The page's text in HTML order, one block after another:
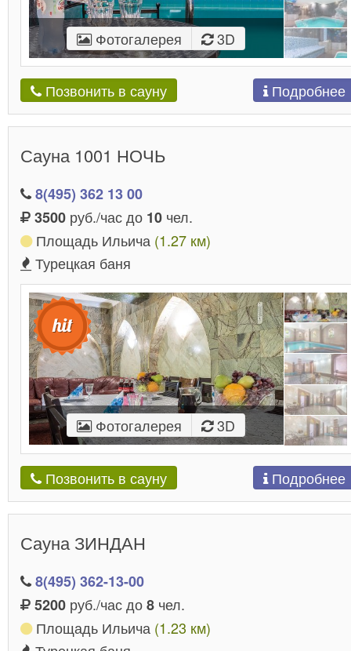
Фотогалерея 3D
Позвонить в сауну Подробнее
Сауна 1001 НОЧЬ
8(495) 362 13 00
3500 руб./час до 10 чел.
Площадь Ильича (1.27 км)
Турецкая баня
Фотогалерея 3D
Позвонить в сауну Подробнее
Сауна ЗИНДАН
8(495) 362-13-00
5200 руб./час до8 чел.
Площадь Ильича (1.23 км)